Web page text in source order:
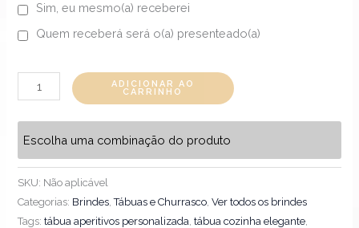
Sim, eu mesmo(a) receberei
Quem receberá será o(a) presenteado(a)
ADICIONAR AO
CARRINHO
Escolha uma combinação do produto
SKU: Não aplicável
Categorias: Brindes ,Tábuas e Churrasco ,Ver todos os brindes
Tags:tábua aperitivos personalizada ,tábua cozinha elegante